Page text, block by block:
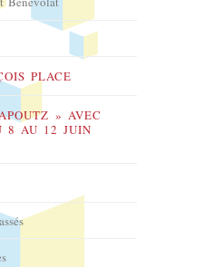
PLACE
» AVEC
8 AU 12 JUIN